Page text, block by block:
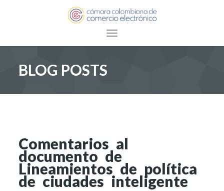
Toggle navigation
BLOG POSTS
Comentarios al
documento de
Lineamientos de política
de ciudades inteligente